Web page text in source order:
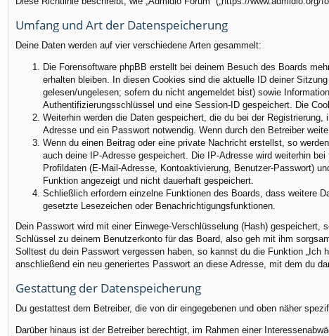
Umfang und Art der Datenspeicherung
Deine Daten werden auf vier verschiedene Arten gesammelt:
Die Forensoftware phpBB erstellt bei deinem Besuch des Boards
erhalten bleiben. In diesen Cookies sind die aktuelle ID deiner
gelesen/ungelesen; sofern du nicht angemeldet bist) sowie
Authentifizierungsschlüssel und eine Session-ID gespeichert. Die
Weiterhin werden die Daten gespeichert, die du bei der
Adresse und ein Passwort notwendig. Wenn durch den Betreiber
Wenn du einen Beitrag oder eine private Nachricht erstellst, so
auch deine IP-Adresse gespeichert. Die IP-Adresse wird weiterhin
Profildaten (E-Mail-Adresse, Kontoaktivierung, Benutzer-Passwort)
Funktion angezeigt und nicht dauerhaft gespeichert.
Schließlich erfordern einzelne Funktionen des Boards, dass weitere
gesetzte Lesezeichen oder Benachrichtigungsfunktionen.
Dein Passwort wird mit einer Einwege-Verschlüsselung (Hash)
Schlüssel zu deinem Benutzerkonto für das Board, also geh mit ihm
Solltest du dein Passwort vergessen haben, so kannst du die Funktion „Ich
anschließend ein neu generiertes Passwort an diese Adresse, mit dem du
Gestattung der Datenspeicherung
Du gestattest dem Betreiber, die von dir eingegebenen und oben näher
Darüber hinaus ist der Betreiber berechtigt, im Rahmen einer